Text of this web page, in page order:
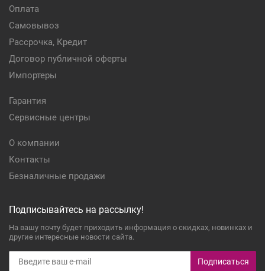
Оплата
Самовывоз
Рассрочка, Кредит
Договор публичной оферты
Импортеры
Гарантия
Сервисные центры
О компании
Контакты
Безналичные продажи
Подписывайтесь на рассылку!
На вашу почту будет приходить информация о скидках, новинках и
другие интересные новости сайта.
Подписаться